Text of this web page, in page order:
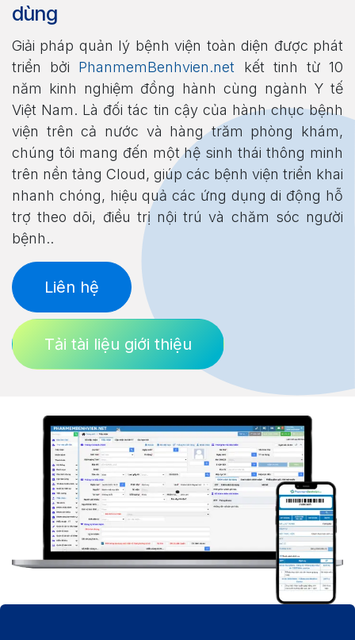
dùng
Giải pháp quản lý bệnh viện toàn diện được phát
triển bởi PhanmemBenhvien.net kết tinh từ 10
năm kinh nghiệm đồng hành cùng ngành Y tế
Việt Nam. Là đối tác tin cậy của hành chục bệnh
viện trên cả nước và hàng trăm phòng khám,
chúng tôi mang đến một hệ sinh thái thông minh
trên nền tảng Cloud, giúp các bệnh viện triển khai
nhanh chóng, hiệu quả các ứng dụng di động hỗ
trợ theo dõi, điều trị nội trú và chăm sóc người
bệnh..
Liên hệ
Tải tài liệu giới thiệu